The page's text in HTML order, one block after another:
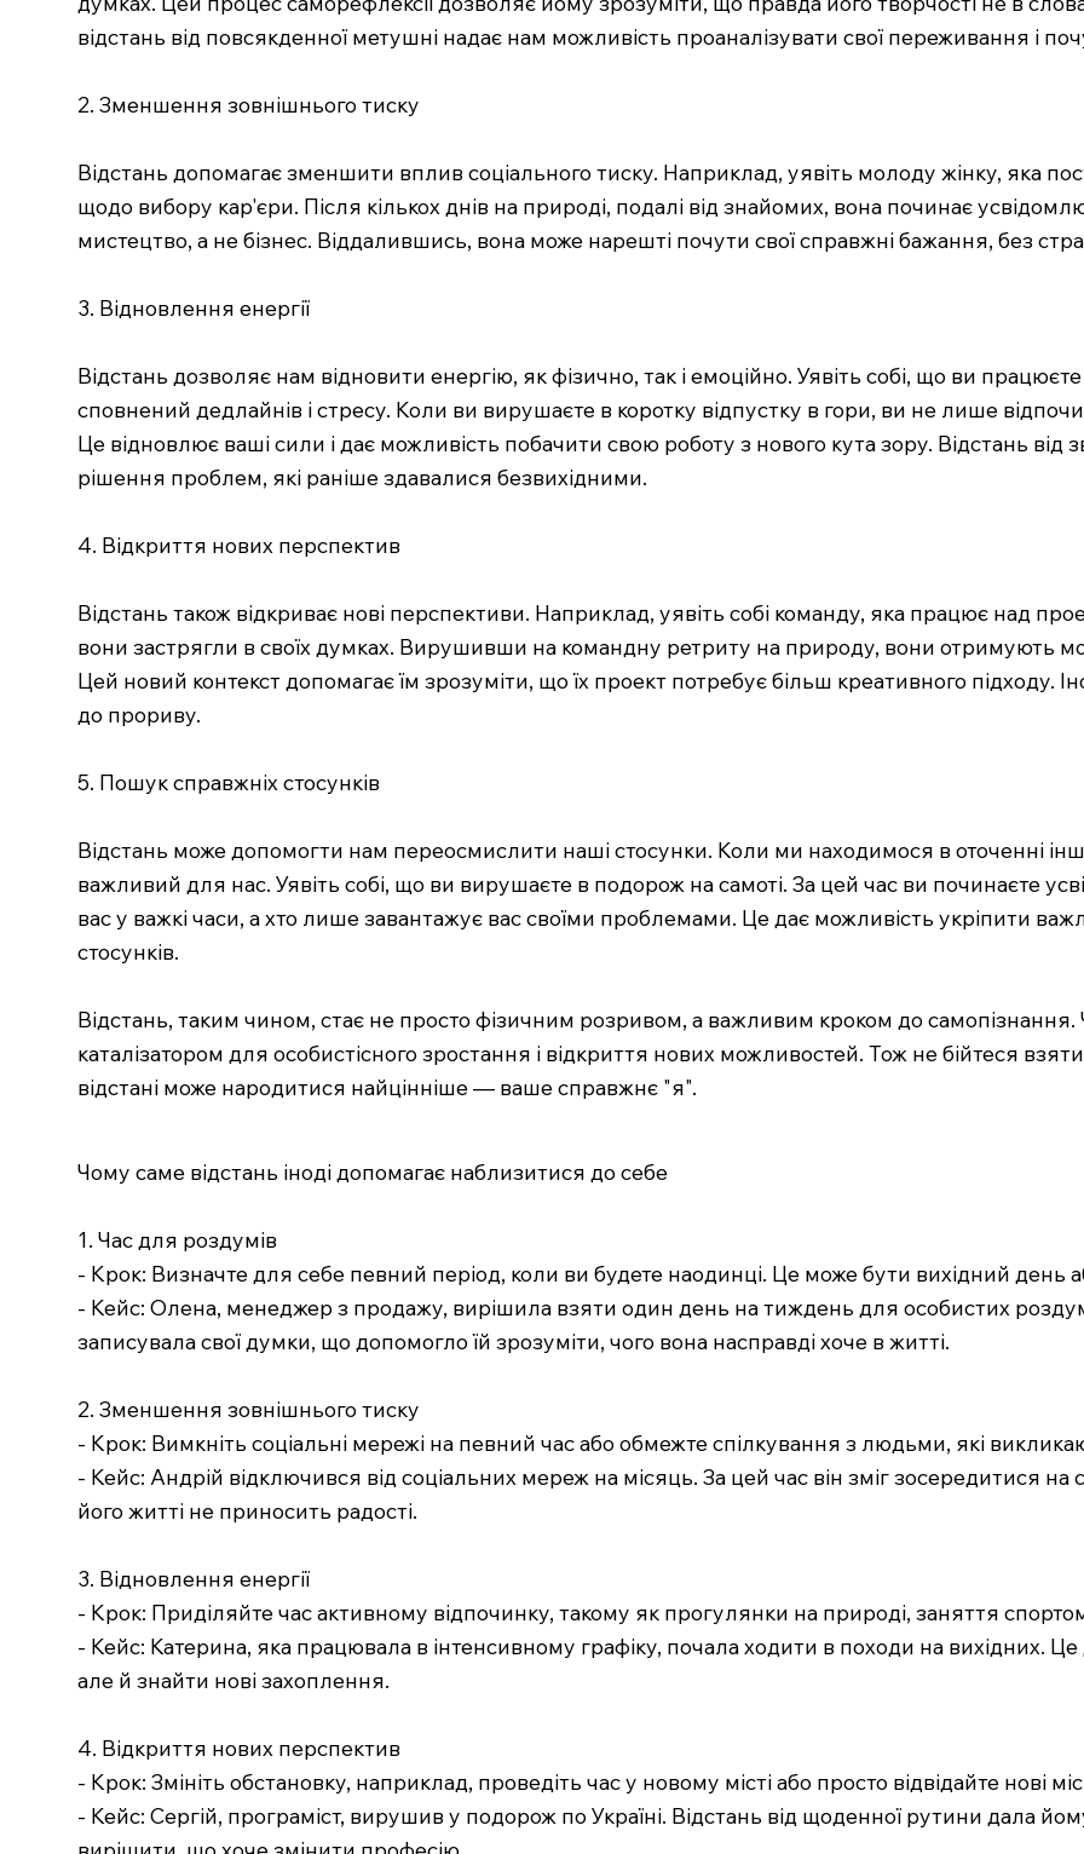
відстань від повсякденної метушні надає нам можливість проаналізувати свої переживання і
2. Зменшення зовнішнього тиску
Відстань допомагає зменшити вплив соціального тиску. Наприклад, уявіть молоду жінку, яка
щодо вибору кар'єри. Після кількох днів на природі, подалі від знайомих, вона починає
мистецтво, а не бізнес. Віддалившись, вона може нарешті почути свої справжні бажання, без
3. Відновлення енергії
Відстань дозволяє нам відновити енергію, як фізично, так і емоційно. Уявіть собі, що ви
сповнений дедлайнів і стресу. Коли ви вирушаєте в коротку відпустку в гори, ви не лише
Це відновлює ваші сили і дає можливість побачити свою роботу з нового кута зору. Відстань
рішення проблем, які раніше здавалися безвихідними.
4. Відкриття нових перспектив
Відстань також відкриває нові перспективи. Наприклад, уявіть собі команду, яка працює над
вони застрягли в своїх думках. Вирушивши на командну ретриту на природу, вони отримують
Цей новий контекст допомагає їм зрозуміти, що їх проект потребує більш креативного підходу.
до прориву.
5. Пошук справжніх стосунків
Відстань може допомогти нам переосмислити наші стосунки. Коли ми находимося в оточенні
важливий для нас. Уявіть собі, що ви вирушаєте в подорож на самоті. За цей час ви починаєте
вас у важкі часи, а хто лише завантажує вас своїми проблемами. Це дає можливість укріпити
стосунків.
Відстань, таким чином, стає не просто фізичним розривом, а важливим кроком до
каталізатором для особистісного зростання і відкриття нових можливостей. Тож не бійтеся
відстані може народитися найцінніше — ваше справжнє "я".
Чому саме відстань іноді допомагає наблизитися до себе
1. Час для роздумів
- Крок: Визначте для себе певний період, коли ви будете наодинці. Це може бути вихідний день
- Кейс: Олена, менеджер з продажу, вирішила взяти один день на тиждень для особистих
записувала свої думки, що допомогло їй зрозуміти, чого вона насправді хоче в житті.
2. Зменшення зовнішнього тиску
- Крок: Вимкніть соціальні мережі на певний час або обмежте спілкування з людьми, які
- Кейс: Андрій відключився від соціальних мереж на місяць. За цей час він зміг зосередитися на
його житті не приносить радості.
3. Відновлення енергії
- Крок: Приділяйте час активному відпочинку, такому як прогулянки на природі, заняття
- Кейс: Катерина, яка працювала в інтенсивному графіку, почала ходити в походи на вихідних.
але й знайти нові захоплення.
4. Відкриття нових перспектив
- Крок: Змініть обстановку, наприклад, проведіть час у новому місті або просто відвідайте нові
- Кейс: Сергій, програміст, вирушив у подорож по Україні. Відстань від щоденної рутини дала